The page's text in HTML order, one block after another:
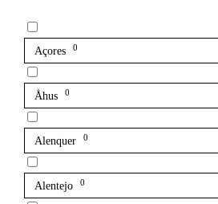
Açores 0
Åhus 0
Alenquer 0
Alentejo 0